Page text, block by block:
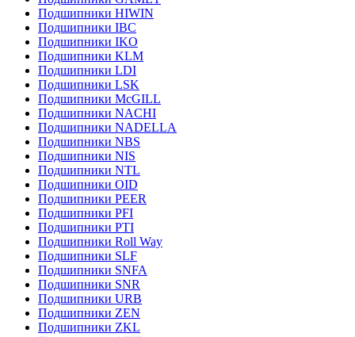
Подшипники HIWIN
Подшипники IBC
Подшипники IKO
Подшипники KLM
Подшипники LDI
Подшипники LSK
Подшипники McGILL
Подшипники NACHI
Подшипники NADELLA
Подшипники NBS
Подшипники NIS
Подшипники NTL
Подшипники OID
Подшипники PEER
Подшипники PFI
Подшипники PTI
Подшипники Roll Way
Подшипники SLF
Подшипники SNFA
Подшипники SNR
Подшипники URB
Подшипники ZEN
Подшипники ZKL